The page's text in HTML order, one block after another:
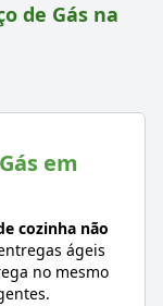
de Gás na
em
cozinha não
ágeis
no mesmo